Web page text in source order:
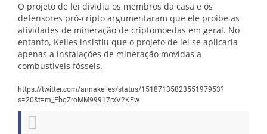
O projeto de lei dividiu os membros da casa e os
defensores pró-cripto argumentaram que ele proíbe as
atividades de mineração de criptomoedas em geral. No
entanto, Kelles insistiu que o projeto de lei se aplicaria
apenas a instalações de mineração movidas a
combustíveis fósseis.
https://twitter.com/annakelles/status/1518713582355197953?
s=20&t=m_FbqZroMM99917rxV2KEw